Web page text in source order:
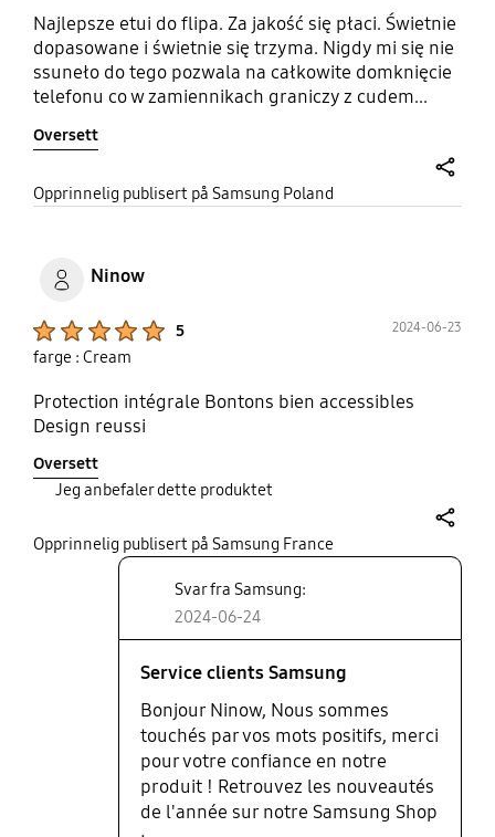
Najlepsze etui do flipa. Za jakość się płaci. Świetnie
dopasowane i świetnie się trzyma. Nigdy mi się nie
ssuneło do tego pozwala na całkowite domknięcie
telefonu co w zamiennikach graniczy z cudem...
Oversett
Opprinnelig publisert på Samsung Poland
Ninow
5 2024-06-23
farge : Cream
Protection intégrale Bontons bien accessibles
Design reussi
Oversett
Jeg anbefaler dette produktet
Opprinnelig publisert på Samsung France
Svar fra Samsung:
2024-06-24
Service clients Samsung
Bonjour Ninow, Nous sommes
touchés par vos mots positifs, merci
pour votre confiance en notre
produit ! Retrouvez les nouveautés
de l'année sur notre Samsung Shop